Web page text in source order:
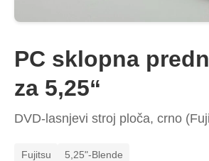
PC sklopna
za 5,25“
DVD-lasnjevi stroj ploča, crno
Fujitsu 5,25"-Blende